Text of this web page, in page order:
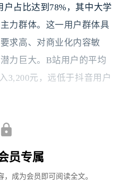
户占比达到78%，其中大学
力群体。这一用户群体具
求高、对商业化内容敏
力巨大。B站用户的平均
3,200元，远低于抖音用户
员专属
，成为会员即可阅读全文。